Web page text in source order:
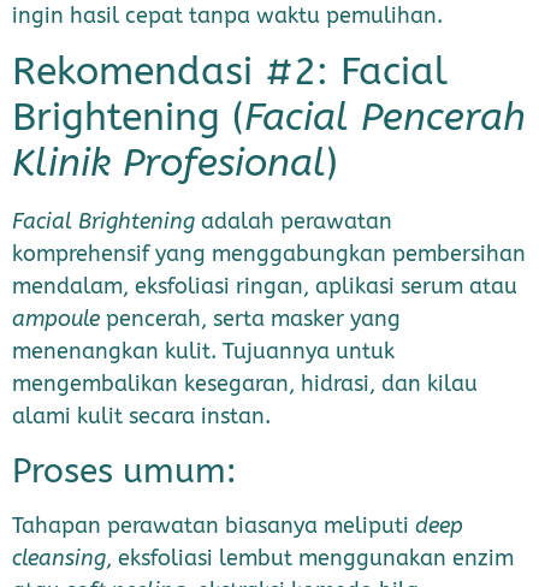
ingin hasil cepat tanpa waktu pemulihan.
Rekomendasi #2: Facial
Brightening (Facial Pencerah
Klinik Profesional)
Facial Brightening adalah perawatan
komprehensif yang menggabungkan pembersihan
mendalam, eksfoliasi ringan, aplikasi serum atau
ampoule pencerah, serta masker yang
menenangkan kulit. Tujuannya untuk
mengembalikan kesegaran, hidrasi, dan kilau
alami kulit secara instan.
Proses umum:
Tahapan perawatan biasanya meliputi deep
cleansing, eksfoliasi lembut menggunakan enzim